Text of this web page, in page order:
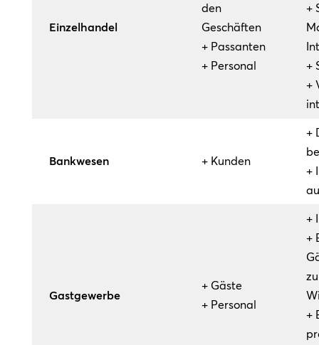
Einzelhandel
den
Geschäften
+ Passanten
+ Personal
+
+
+
Bankwesen + Kunden
+
+
Gastgewerbe
+ Gäste
+ Personal
+
+
zu
+